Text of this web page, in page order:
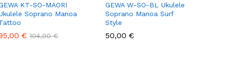
KT-SO-MAORI
Soprano Manoa
€ 104,00€
€ 104,00€
GEWA W-SO-BL Ukulele
Soprano Manoa Surf
Style
50,00 €
50,00 €